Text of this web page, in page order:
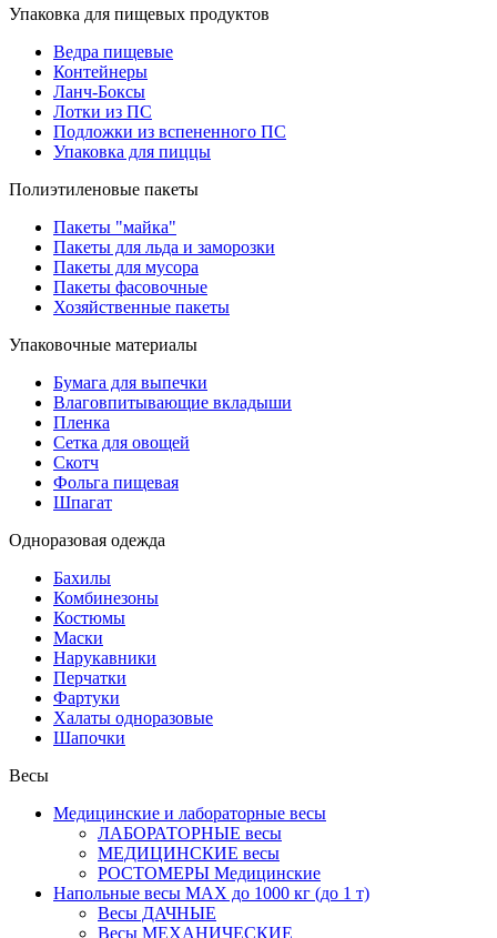
Упаковка для пищевых продуктов
Ведра пищевые
Контейнеры
Ланч-Боксы
Лотки из ПС
Подложки из вспененного ПС
Упаковка для пиццы
Полиэтиленовые пакеты
Пакеты "майка"
Пакеты для льда и заморозки
Пакеты для мусора
Пакеты фасовочные
Хозяйственные пакеты
Упаковочные материалы
Бумага для выпечки
Влаговпитывающие вкладыши
Пленка
Сетка для овощей
Скотч
Фольга пищевая
Шпагат
Одноразовая одежда
Бахилы
Комбинезоны
Костюмы
Маски
Нарукавники
Перчатки
Фартуки
Халаты одноразовые
Шапочки
Весы
Медицинские и лабораторные весы
ЛАБОРАТОРНЫЕ весы
МЕДИЦИНСКИЕ весы
РОСТОМЕРЫ Медицинские
Напольные весы MAX до 1000 кг (до 1 т)
Весы ДАЧНЫЕ
Весы МЕХАНИЧЕСКИЕ